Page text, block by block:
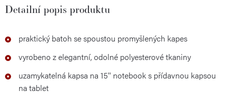
Detailní popis produktu
praktický batoh se spoustou promyšlených kapes
vyrobeno z elegantní, odolné polyesterové tkaniny
uzamykatelná kapsa na 15'' notebook s přídavnou kapsou
na tablet